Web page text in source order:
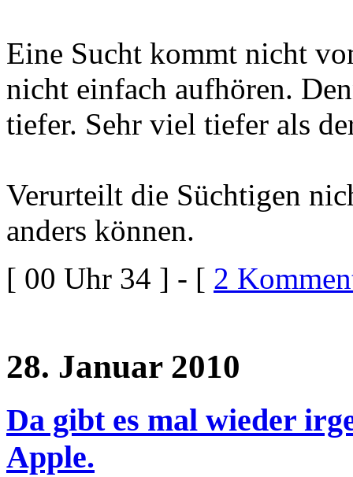
Eine Sucht kommt nicht
nicht einfach aufhören.
tiefer. Sehr viel tiefer als
Verurteilt die Süchtigen
anders können.
[ 00 Uhr 34 ] - [ 2
28. Januar 2010
Da gibt es mal wieder
Apple.